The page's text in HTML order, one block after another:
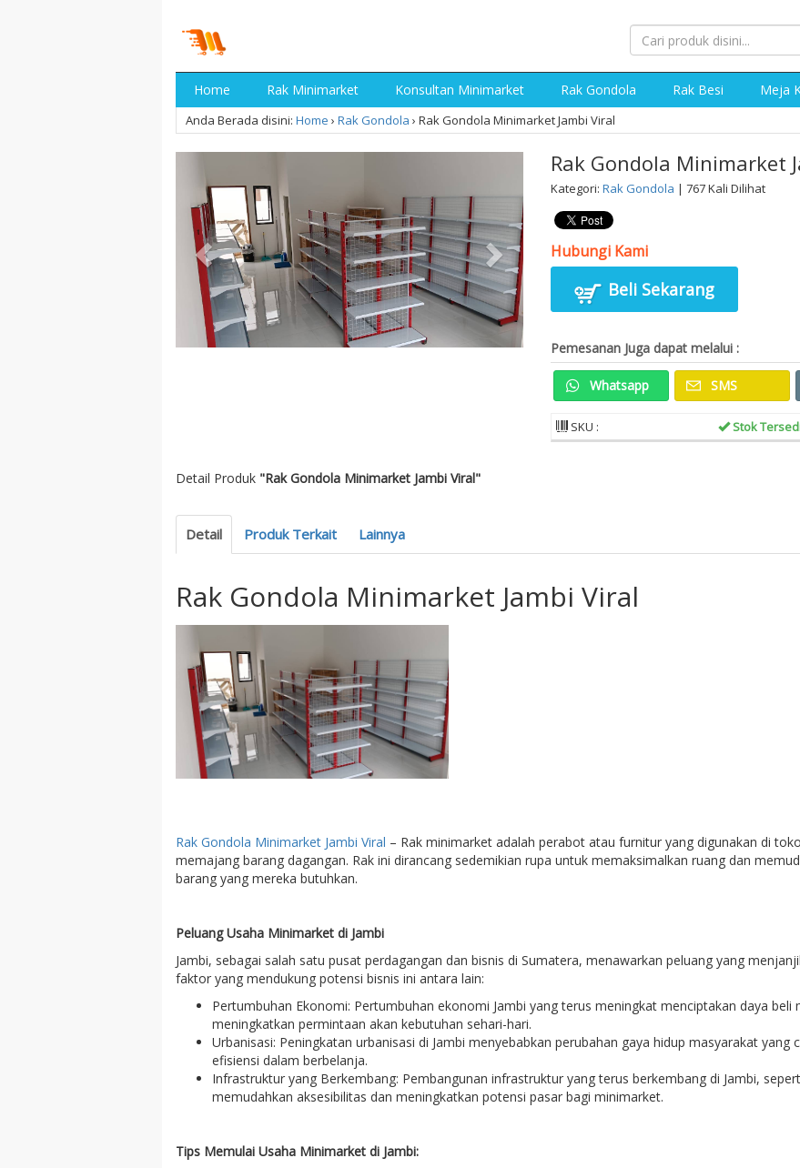
Home Rak Minimarket Konsultan Minimarket Rak Gondola Rak Besi Meja
Anda Berada disini: Home › Rak Gondola › Rak Gondola Minimarket Jambi Viral
Rak Gondola Minimarket
Kategori: Rak Gondola | 767 Kali Dilihat
Hubungi Kami
Beli Sekarang
Pemesanan Juga dapat melalui :
Whatsapp SMS
SKU : Stok
Detail Produk "Rak Gondola Minimarket Jambi Viral"
Detail Produk Terkait Lainnya
Rak Gondola Minimarket Jambi Viral
Rak Gondola Minimarket Jambi Viral – Rak minimarket adalah perabot atau furnitur yang digunakan di
memajang barang dagangan. Rak ini dirancang sedemikian rupa untuk memaksimalkan ruang dan
barang yang mereka butuhkan.
Peluang Usaha Minimarket di Jambi
Jambi, sebagai salah satu pusat perdagangan dan bisnis di Sumatera, menawarkan peluang yang
faktor yang mendukung potensi bisnis ini antara lain:
Pertumbuhan Ekonomi: Pertumbuhan ekonomi Jambi yang terus meningkat menciptakan daya beli
meningkatkan permintaan akan kebutuhan sehari-hari.
Urbanisasi: Peningkatan urbanisasi di Jambi menyebabkan perubahan gaya hidup masyarakat yang
efisiensi dalam berbelanja.
Infrastruktur yang Berkembang: Pembangunan infrastruktur yang terus berkembang di Jambi,
memudahkan aksesibilitas dan meningkatkan potensi pasar bagi minimarket.
Tips Memulai Usaha Minimarket di Jambi: